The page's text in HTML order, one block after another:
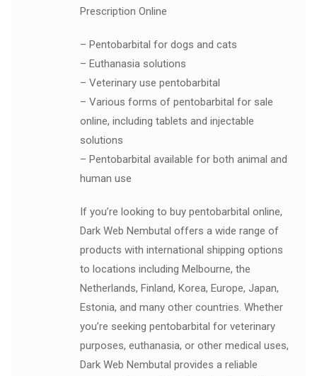
Prescription Online
– Pentobarbital for dogs and cats
– Euthanasia solutions
– Veterinary use pentobarbital
– Various forms of pentobarbital for sale
online, including tablets and injectable
solutions
– Pentobarbital available for both animal and
human use
If you’re looking to buy pentobarbital online,
Dark Web Nembutal offers a wide range of
products with international shipping options
to locations including Melbourne, the
Netherlands, Finland, Korea, Europe, Japan,
Estonia, and many other countries. Whether
you’re seeking pentobarbital for veterinary
purposes, euthanasia, or other medical uses,
Dark Web Nembutal provides a reliable